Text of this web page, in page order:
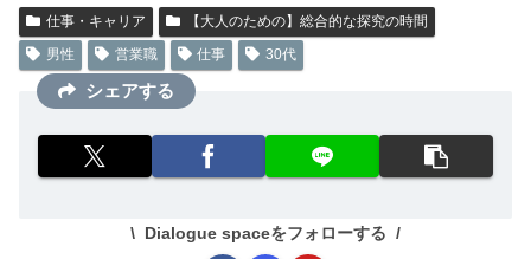
仕事・キャリア
【大人のための】総合的な探究の時間
男性
営業職 仕事 30代
シェアする
Dialogue spaceをフォローする